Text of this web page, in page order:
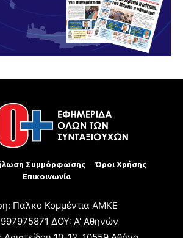
Συμμόρφωσης
Όροι Χρήσης
Επικοινωνία
Παλκο Κομμέντια ΑΜΚΕ
ΔΟΥ: Α' Αθηνών